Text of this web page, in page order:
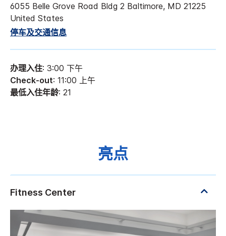
6055 Belle Grove Road Bldg 2 Baltimore, MD 21225
United States
停车及交通信息
办理入住: 3:00 下午
Check-out: 11:00 上午
最低入住年龄: 21
亮点